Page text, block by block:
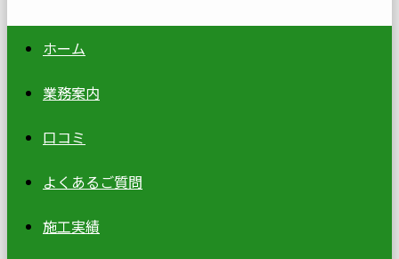
ホーム
業務案内
口コミ
よくあるご質問
施工実績